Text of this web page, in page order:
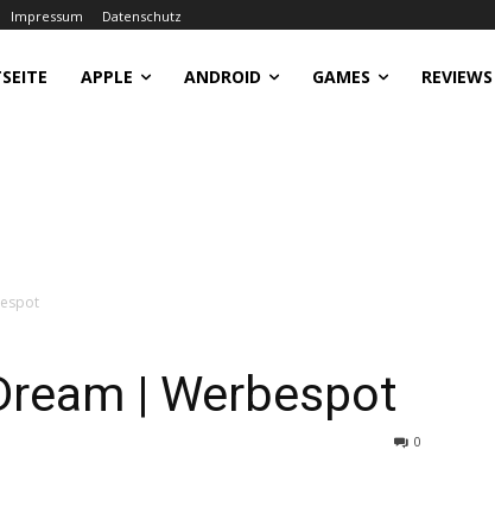
Impressum Datenschutz
APPLE ANDROID GAMES REVIEWS
| Werbespot
0